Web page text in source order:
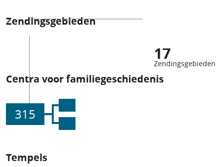
Zendingsgebieden
17
Zendingsgebieden
Centra voor familiegeschiedenis
315
Tempels